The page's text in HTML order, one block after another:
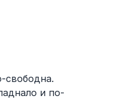
свободна.
и по-